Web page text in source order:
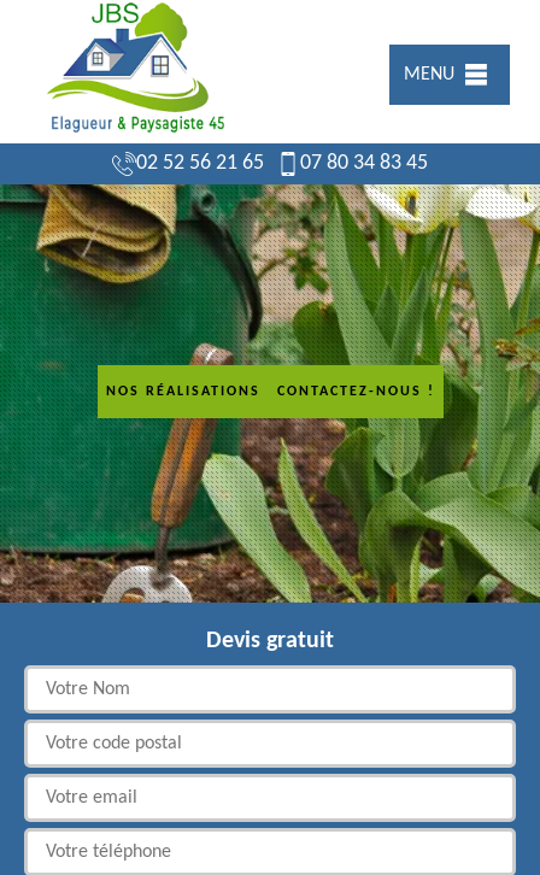
MENU
02 52 56 21 65 07 80 34 83 45
NOS RÉALISATIONS CONTACTEZ-NOUS !
Devis gratuit